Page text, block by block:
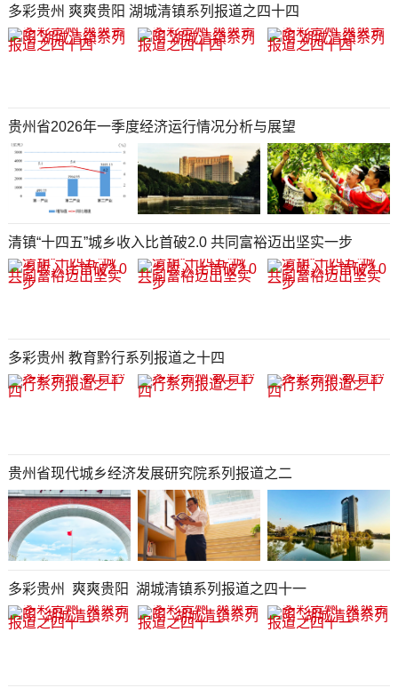
多彩贵州 爽爽贵阳 湖城清镇系列报道之四十四
贵州省2026年一季度经济运行情况分析与展望
清镇“十四五”城乡收入比首破2.0 共同富裕迈出坚实一步
多彩贵州 教育黔行系列报道之十四
贵州省现代城乡经济发展研究院系列报道之二
多彩贵州 爽爽贵阳 湖城清镇系列报道之四十一